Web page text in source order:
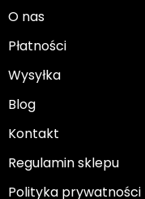
O nas
Płatności
Wysyłka
Blog
Kontakt
Regulamin sklepu
Polityka prywatności